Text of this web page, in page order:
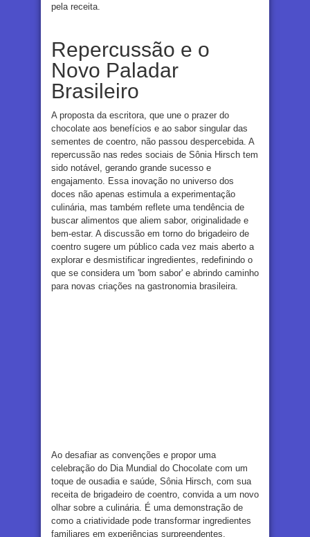
pela receita.
Repercussão e o
Novo Paladar
Brasileiro
A proposta da escritora, que une o prazer do
chocolate aos benefícios e ao sabor singular das
sementes de coentro, não passou despercebida. A
repercussão nas redes sociais de Sônia Hirsch tem
sido notável, gerando grande sucesso e
engajamento. Essa inovação no universo dos
doces não apenas estimula a experimentação
culinária, mas também reflete uma tendência de
buscar alimentos que aliem sabor, originalidade e
bem-estar. A discussão em torno do brigadeiro de
coentro sugere um público cada vez mais aberto a
explorar e desmistificar ingredientes, redefinindo o
que se considera um 'bom sabor' e abrindo caminho
para novas criações na gastronomia brasileira.
Ao desafiar as convenções e propor uma
celebração do Dia Mundial do Chocolate com um
toque de ousadia e saúde, Sônia Hirsch, com sua
receita de brigadeiro de coentro, convida a um novo
olhar sobre a culinária. É uma demonstração de
como a criatividade pode transformar ingredientes
familiares em experiências surpreendentes,